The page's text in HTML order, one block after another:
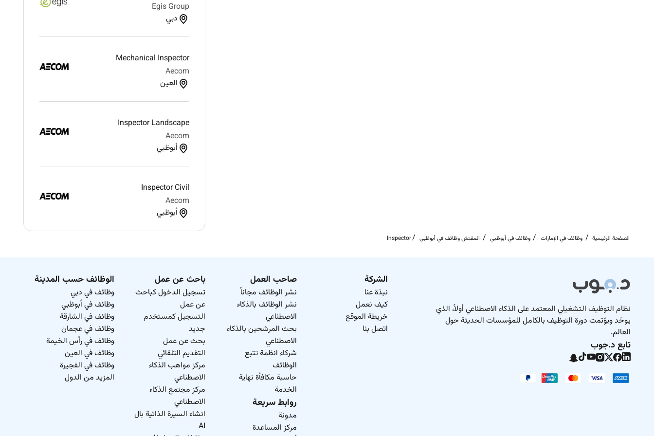
As an Equal Opportunity Employer we believe in your potential and are here to help you achieve it. All your
information will be kept confidential according to EEO guidelines.
No
Employment Type :
Full-time
Egis Group
دبي
Mechanical Inspector
Aecom
العين
Inspector Landscape
Aecom
أبوظبي
Inspector Civil
Aecom
أبوظبي
الصفحة الرئيسية وظائف في الإمارات وظائف في أبوظبي المفتش وظائف في أبوظبي Inspector
نظام التوظيف التشغيلي المعتمد على الذكاء الاصطناعي أولاً، الذي
يوحّد ويؤتمت دورة التوظيف بالكامل للمؤسسات الحديثة حول
العالم.
تابع د.جوب
الشركة
نبذة عنا
كيف نعمل
خريطة الموقع
اتصل بنا
صاحب العمل
نشر الوظائف مجاناً
نشر الوظائف بالذكاء
الاصطناعي
بحث المرشحين بالذكاء
الاصطناعي
شركاء انظمة تتبع
الوظائف
حاسبة مكافأة نهاية
الخدمة
روابط سريعة
مدونة
مركز المساعدة
باحث عن عمل
تسجيل الدخول كباحث
عن عمل
التسجيل كمستخدم
جديد
بحث عن عمل
التقديم التلقائي
مركز مواهب الذكاء
الاصطناعي
مركز مجتمع الذكاء
الاصطناعي
انشاء السيرة الذاتية بال
AI
الوظائف حسب المدينة
وظائف في دبي
وظائف في أبوظبي
وظائف في الشارقة
وظائف في عجمان
وظائف في رأس الخيمة
وظائف في العين
وظائف في الفجيرة
المزيد من الدول